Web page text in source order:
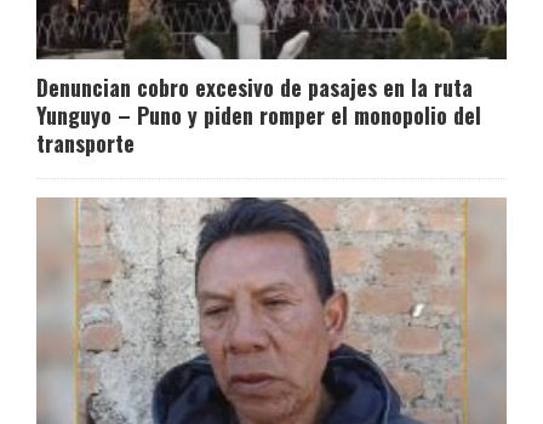
Denuncian cobro excesivo de pasajes en la ruta
Yunguyo – Puno y piden romper el monopolio del
transporte